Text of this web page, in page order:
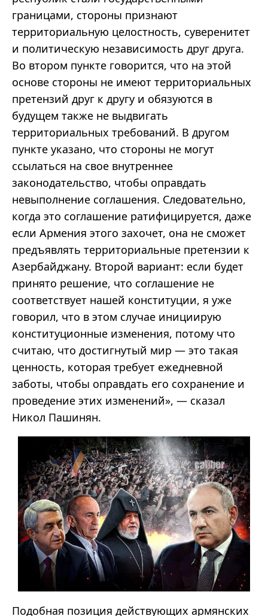
границами, стороны признают
территориальную целостность, суверенитет
и политическую независимость друг друга.
Во втором пункте говорится, что на этой
основе стороны не имеют территориальных
претензий друг к другу и обязуются в
будущем также не выдвигать
территориальных требований. В другом
пункте указано, что стороны не могут
ссылаться на свое внутреннее
законодательство, чтобы оправдать
невыполнение соглашения. Следовательно,
когда это соглашение ратифицируется, даже
если Армения этого захочет, она не сможет
предъявлять территориальные претензии к
Азербайджану. Второй вариант: если будет
принято решение, что соглашение не
соответствует нашей конституции, я уже
говорил, что в этом случае инициирую
конституционные изменения, потому что
считаю, что достигнутый мир — это такая
ценность, которая требует ежедневной
заботы, чтобы оправдать его сохранение и
проведение этих изменений», — сказал
Никол Пашинян.
Подобная позиция действующих армянских